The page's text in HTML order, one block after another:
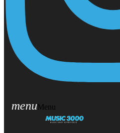
menuMenu